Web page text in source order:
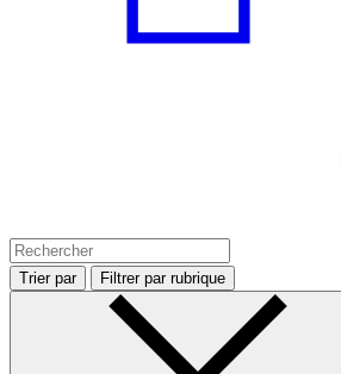
Trier par Filtrer par rubrique